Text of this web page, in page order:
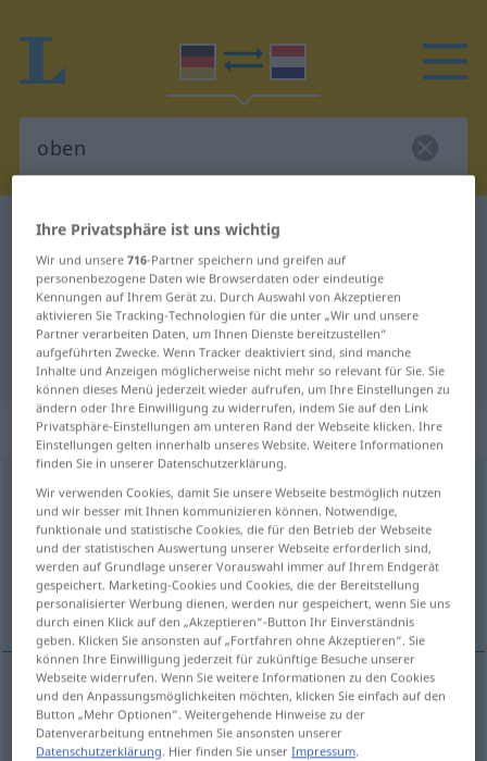
Deutsch-Niederländisch Wörterbuch
Deutsch-Niederländisch
Übersetzung für "oben"
"oben" Niederländisch Übersetzung
„oben“
oben
Übersicht aller Übersetzungen
(Für mehr Details die Übersetzung anklicken/antippen)
boven
boven oben
Ihre Privatsphäre ist uns wichtig
Wir und unsere716-Partner speichern und greifen auf
personenbezogene Daten wie Browserdaten oder eindeutige
Kennungen auf Ihrem Gerät zu. Durch Auswahl von Akzeptieren
aktivieren Sie Tracking-Technologien für die unter „Wir und unsere
Partner verarbeiten Daten, um Ihnen Dienste bereitzustellen“
aufgeführten Zwecke. Wenn Tracker deaktiviert sind, sind manche
Inhalte und Anzeigen möglicherweise nicht mehr so relevant für Sie. Sie
können dieses Menü jederzeit wieder aufrufen, um Ihre Einstellungen zu
ändern oder Ihre Einwilligung zu widerrufen, indem Sie auf den Link
Privatsphäre-Einstellungen am unteren Rand der Webseite klicken. Ihre
Einstellungen gelten innerhalb unseres Website. Weitere Informationen
finden Sie in unserer Datenschutzerklärung.
Wir verwenden Cookies, damit Sie unsere Webseite bestmöglich nutzen
und wir besser mit Ihnen kommunizieren können. Notwendige,
funktionale und statistische Cookies, die für den Betrieb der Webseite
und der statistischen Auswertung unserer Webseite erforderlich sind,
werden auf Grundlage unserer Vorauswahl immer auf Ihrem Endgerät
gespeichert. Marketing-Cookies und Cookies, die der Bereitstellung
personalisierter Werbung dienen, werden nur gespeichert, wenn Sie uns
durch einen Klick auf den „Akzeptieren“-Button Ihr Einverständnis
geben. Klicken Sie ansonsten auf „Fortfahren ohne Akzeptieren“. Sie
können Ihre Einwilligung jederzeit für zukünftige Besuche unserer
Webseite widerrufen. Wenn Sie weitere Informationen zu den Cookies
und den Anpassungsmöglichkeiten möchten, klicken Sie einfach auf den
Button „Mehr Optionen“. Weitergehende Hinweise zu der
Datenverarbeitung entnehmen Sie ansonsten unserer
Datenschutzerklärung. Hier finden Sie unserImpressum.